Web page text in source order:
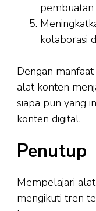
kolaborasi
Dengan
alat konten
siapa pun yang
konten digital.
Penutup
Mempelajari
mengikuti tren